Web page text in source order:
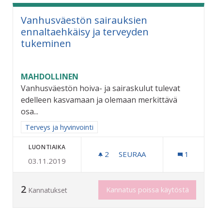
Vanhusväestön sairauksien
ennaltaehkäisy ja terveyden
tukeminen
MAHDOLLINEN
Vanhusväestön hoiva- ja sairaskulut tulevat
edelleen kasvamaan ja olemaan merkittävä
osa...
Rajaa tulokset aihepiirin mukaan: Terveys ja hyvinvointi
Terveys ja hyvinvointi
LUONTIAIKA
03.11.2019
2 2 SEURAAJAA
SEURAA 1
2 Kannatukset Kannatus poissa käytöstä